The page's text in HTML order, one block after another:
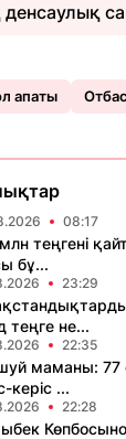
апаты
08:17
теңгені
бұ...
23:29
теңге не...
22:35
маманы: 77
керіс ...
22:28